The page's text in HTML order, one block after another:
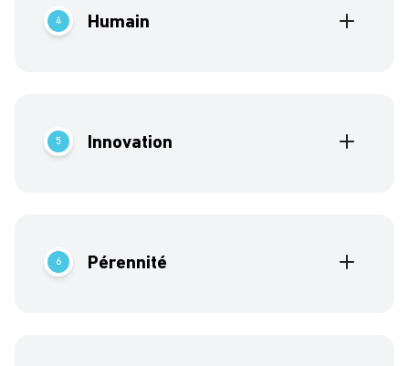
4 Humain
5 Innovation
6 Pérennité